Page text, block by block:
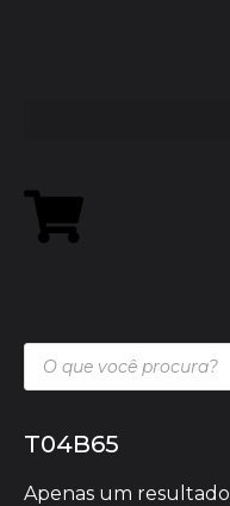
T04B65
Apenas um resultado